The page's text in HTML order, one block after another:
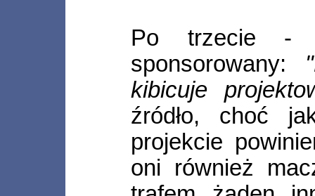
Po trzecie -
sponsorowany:
kibicuje
źródło, choć
projekcie
oni również